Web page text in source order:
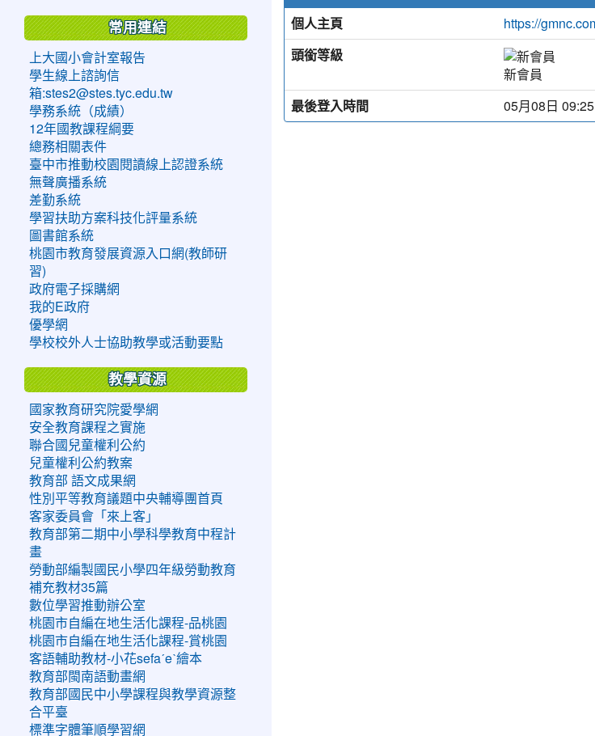
個人主頁
https://
頭銜等級
新會員
最後登入時間
05月08日 09:25
常用連結
上大國小會計室報告
學生線上諮詢信
箱:stes2@stes.tyc.edu.tw
學務系統（成績）
12年國教課程綱要
總務相關表件
臺中市推動校園閱讀線上認證系統
無聲廣播系統
差勤系統
學習扶助方案科技化評量系統
圖書館系統
桃園市教育發展資源入口網(教師研
習)
政府電子採購網
我的E政府
優學網
學校校外人士協助教學或活動要點
教學資源
國家教育研究院愛學網
安全教育課程之實施
聯合國兒童權利公約
兒童權利公約教案
教育部 語文成果網
性別平等教育議題中央輔導團首頁
客家委員會「來上客」
教育部第二期中小學科學教育中程計
畫
勞動部編製國民小學四年級勞動教育
補充教材35篇
數位學習推動辦公室
桃園市自編在地生活化課程-品桃園
桃園市自編在地生活化課程-賞桃園
客語輔助教材-小花sefaˊeˋ繪本
教育部閩南語動畫網
教育部國民中小學課程與教學資源整
合平臺
標準字體筆順學習網